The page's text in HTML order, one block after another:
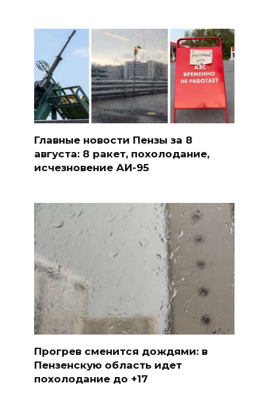
Главные новости Пензы за 8
августа: 8 ракет, похолодание,
исчезновение АИ-95
Прогрев сменится дождями: в
Пензенскую область идет
похолодание до +17